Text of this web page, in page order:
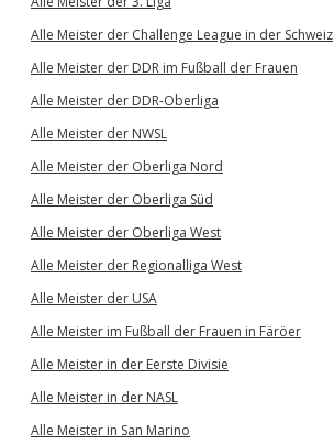
Alle Meister der Challenge League in der Schweiz
Alle Meister der DDR im Fußball der Frauen
Alle Meister der DDR-Oberliga
Alle Meister der NWSL
Alle Meister der Oberliga Nord
Alle Meister der Oberliga Süd
Alle Meister der Oberliga West
Alle Meister der Regionalliga West
Alle Meister der USA
Alle Meister im Fußball der Frauen in Färöer
Alle Meister in der Eerste Divisie
Alle Meister in der NASL
Alle Meister in San Marino